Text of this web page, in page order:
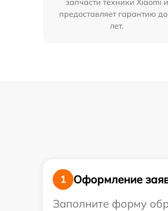
запчасти техники Xiaomi и
предоставляет гарантию
лет.
1
Оформление
Заполните форму